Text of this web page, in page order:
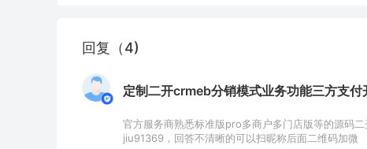
回复（4)
定制二开crmeb分销模式业务功能三方支
官方服务商熟悉标准版pro多商户多门店版等的源码
jiu91369，回答不清晰的可以扫昵称后面二维码加微